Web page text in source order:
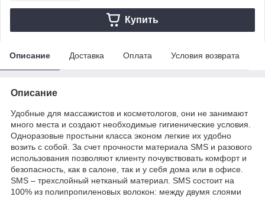
Купить
Описание Доставка Оплата Условия возврата
Описание
Удобные для массажистов и косметологов, они не занимают
много места и создают необходимые гигиенические условия.
Одноразовые простыни класса эконом легкие их удобно
возить с собой. За счет прочности материала SMS и разового
использования позволяют клиенту почувствовать комфорт и
безопасность, как в салоне, так и у себя дома или в офисе.
SMS – трехслойный нетканый материал. SMS состоит на
100% из полипропиленовых волокон: между двумя слоями